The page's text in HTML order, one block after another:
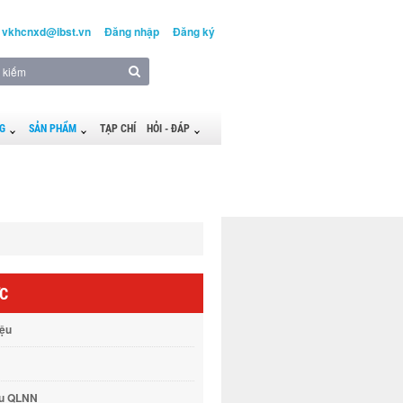
vkhcnxd@ibst.vn Đăng nhập Đăng ký
SẢN PHẨM TẠP CHÍ HỎI - ĐÁP
QLNN